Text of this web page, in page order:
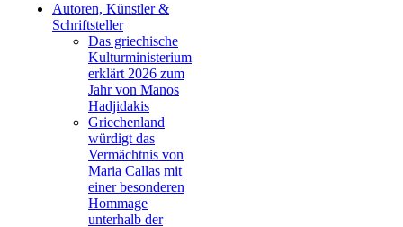
Autoren, Künstler &
Schriftsteller
Das griechische
Kulturministerium
erklärt 2026 zum
Jahr von Manos
Hadjidakis
Griechenland
würdigt das
Vermächtnis von
Maria Callas mit
einer besonderen
Hommage
unterhalb der